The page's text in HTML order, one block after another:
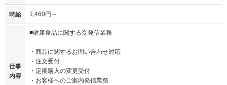
時給 1,460円～
仕事
内容
■健康食品に関する受発信業務
・商品に関するお問い合わせ対応
・注文受付
・定期購入の変更受付
・お客様へのご案内発信業務